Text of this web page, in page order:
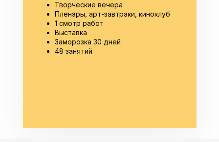
Творческие вечера
Пленэры, арт-завтраки, киноклуб
1 смотр работ
Выставка
Заморозка 30 дней
48 занятий